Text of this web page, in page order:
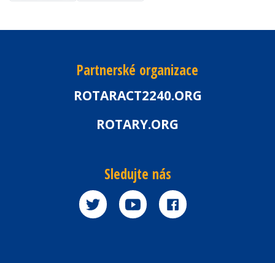
Partnerské organizace
ROTARACT2240.ORG
ROTARY.ORG
Sledujte nás